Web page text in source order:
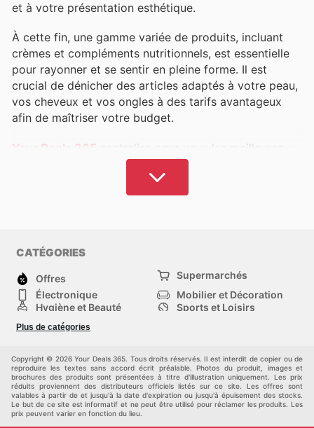
et à votre présentation esthétique.
À cette fin, une gamme variée de produits, incluant
crèmes et compléments nutritionnels, est essentielle
pour rayonner et se sentir en pleine forme. Il est
crucial de dénicher des articles adaptés à votre peau,
vos cheveux et vos ongles à des tarifs avantageux
afin de maîtriser votre budget.
Your Deals 365 centralise pour vous les meilleures
sélections de parfumerie et de cosmétiques.
Découvrez vos marques favorites ainsi que des
réduits.
Nous référençons les catalogues de nombreuses
boutiques, des parfumeries traditionnelles aux
spécialistes de la vente directe tels que
Rocher, et bien d'autres encore. Explorez notre
France pour bénéficier des promotions actuelles et
acquérir des articles d'exception aux meilleurs prix.
Entretenez votre corps et sublimez votre apparence
CATÉGORIES
Offres
Supermarchés
Électronique
Mobilier et Décoration
Hygiène et Beauté
Sports et Loisirs
Mode
Animalerie
maison
Plus de catégories
Copyright © 2026 Your Deals 365. Tous droits réservés. Il est interdit de copier ou de
reproduire les textes sans accord écrit préalable. Photos du produit, images et
brochures des produits sont présentées à titre d'illustration uniquement. Les prix
réduits proviennent des distributeurs officiels listés sur ce site. Les offres sont
valables à partir de et jusqu'à la date d'expiration ou jusqu'à épuisement des stocks.
Le but de ce site est informatif et ne peut être utilisé pour réclamer les produits. Les
prix peuvent varier en fonction du lieu.